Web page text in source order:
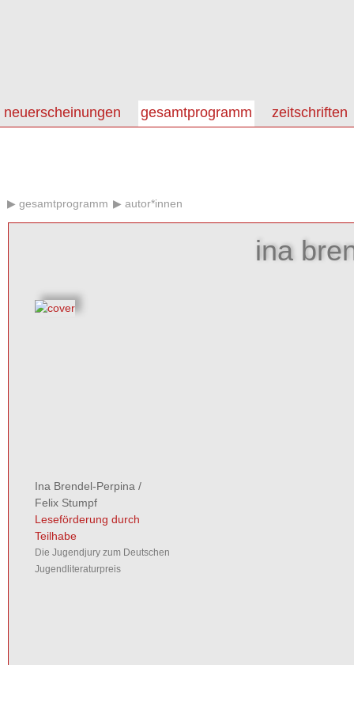
neuerscheinungen gesamtprogramm zeitschriften
gesamtprogramm autor*innen
ina
Ina Brendel-Perpina /
Felix Stumpf
Leseförderung durch
Teilhabe
Die Jugendjury zum Deutschen
Jugendliteraturpreis